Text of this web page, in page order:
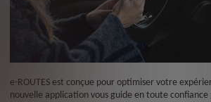
e-ROUTES est conçue pour optimiser votre
nouvelle application vous guide en toute